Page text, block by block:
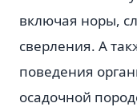
включая норы,
сверления. А
поведения
осадочной